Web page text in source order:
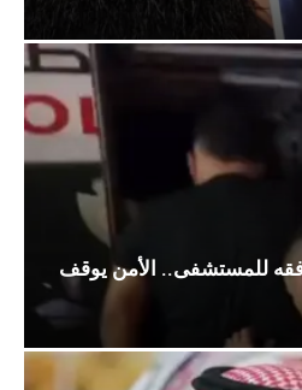
للمستشفى.. الأمن يوقف